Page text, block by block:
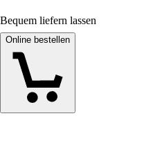
Bequem liefern lassen
Online bestellen